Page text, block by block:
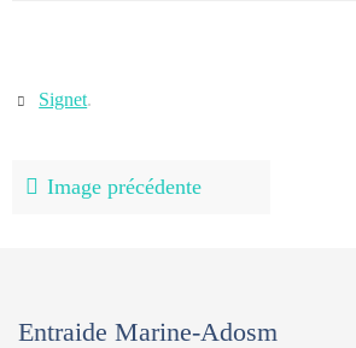
Signet.
Image précédente
Entraide Marine-Adosm